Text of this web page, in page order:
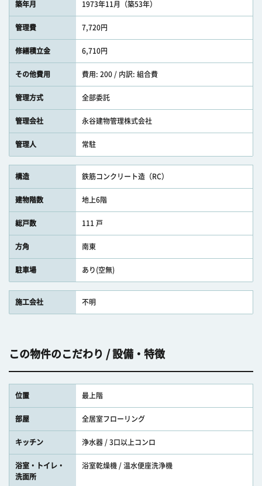
築年月 1973年11月（築53年）
管理費 7,720円
修繕積立金 6,710円
その他費用 費用: 200 / 内訳: 組合費
管理方式 全部委託
管理会社 永谷建物管理株式会社
管理人 常駐
構造 鉄筋コンクリート造（RC）
建物階数 地上6階
総戸数 111 戸
方角 南東
駐車場 あり(空無)
施工会社 不明
この物件のこだわり / 設備・特徴
位置 最上階
部屋 全居室フローリング
キッチン 浄水器 / 3口以上コンロ
浴室・トイレ・
洗面所
浴室乾燥機 / 温水便座洗浄機